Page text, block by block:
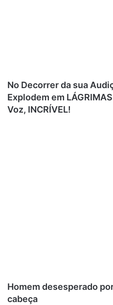
No Decorrer da sua
Explodem em
Voz, INCRÍVEL!
Homem desesperado
cabeça